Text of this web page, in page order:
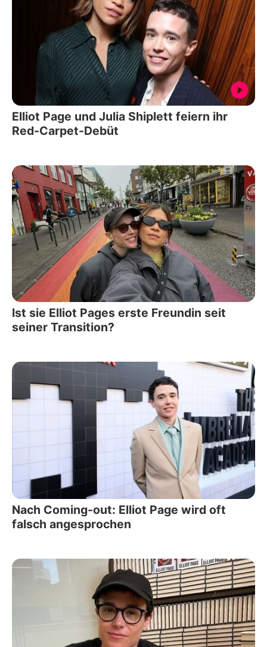
Elliot Page und Julia Shiplett feiern ihr
Red-Carpet-Debüt
Ist sie Elliot Pages erste Freundin seit
seiner Transition?
Nach Coming-out: Elliot Page wird oft
falsch angesprochen